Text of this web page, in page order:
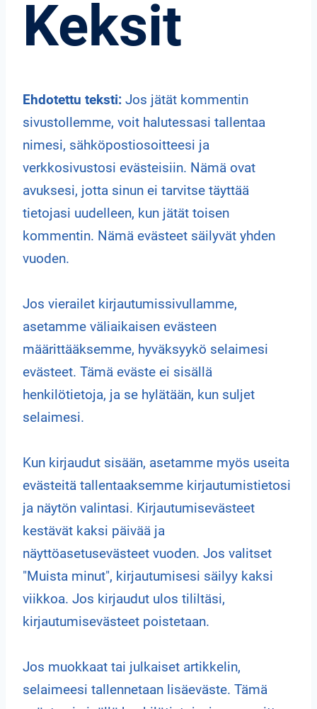
Keksit
Ehdotettu teksti: Jos jätät kommentin
sivustollemme, voit halutessasi tallentaa
nimesi, sähköpostiosoitteesi ja
verkkosivustosi evästeisiin. Nämä ovat
avuksesi, jotta sinun ei tarvitse täyttää
tietojasi uudelleen, kun jätät toisen
kommentin. Nämä evästeet säilyvät yhden
vuoden.
Jos vierailet kirjautumissivullamme,
asetamme väliaikaisen evästeen
määrittääksemme, hyväksyykö selaimesi
evästeet. Tämä eväste ei sisällä
henkilötietoja, ja se hylätään, kun suljet
selaimesi.
Kun kirjaudut sisään, asetamme myös useita
evästeitä tallentaaksemme kirjautumistietosi
ja näytön valintasi. Kirjautumisevästeet
kestävät kaksi päivää ja
näyttöasetusevästeet vuoden. Jos valitset
"Muista minut", kirjautumisesi säilyy kaksi
viikkoa. Jos kirjaudut ulos tililtäsi,
kirjautumisevästeet poistetaan.
Jos muokkaat tai julkaiset artikkelin,
selaimeesi tallennetaan lisäeväste. Tämä